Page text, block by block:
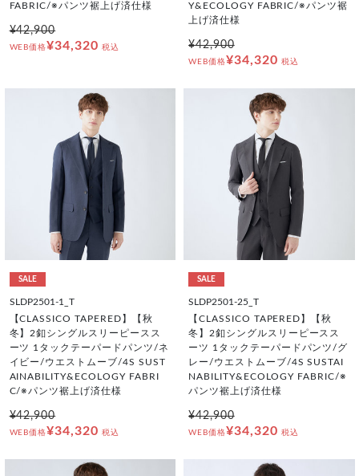
FABRIC/※パンツ裾上げ済仕様
¥42,900
WEB価格¥34,320 税込
Y&ECOLOGY FABRIC/※パンツ裾
上げ済仕様
¥42,900
WEB価格¥34,320 税込
SALE
SLDP2501-1_T
【CLASSICO TAPERED】【秋
冬】2釦シングルスリーピースス
ーツ 1タックテーパードパンツ/ネ
イビー/ウエストムーブ/4S SUST
AINABILITY&ECOLOGY FABRI
C/※パンツ裾上げ済仕様
¥42,900
WEB価格¥34,320 税込
SALE
SLDP2501-25_T
【CLASSICO TAPERED】【秋
冬】2釦シングルスリーピースス
ーツ 1タックテーパードパンツ/グ
レー/ウエストムーブ/4S SUSTAI
NABILITY&ECOLOGY FABRIC/※
パンツ裾上げ済仕様
¥42,900
WEB価格¥34,320 税込